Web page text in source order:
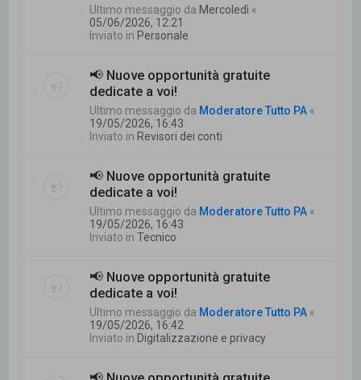
Ultimo messaggio da Mercoledì «
05/06/2026, 12:21
Inviato in Personale
📢 Nuove opportunità gratuite
dedicate a voi!
Ultimo messaggio da Moderatore Tutto PA «
19/05/2026, 16:43
Inviato in Revisori dei conti
📢 Nuove opportunità gratuite
dedicate a voi!
Ultimo messaggio da Moderatore Tutto PA «
19/05/2026, 16:43
Inviato inTecnico
📢 Nuove opportunità gratuite
dedicate a voi!
Ultimo messaggio da Moderatore Tutto PA «
19/05/2026, 16:42
Inviato in Digitalizzazione e privacy